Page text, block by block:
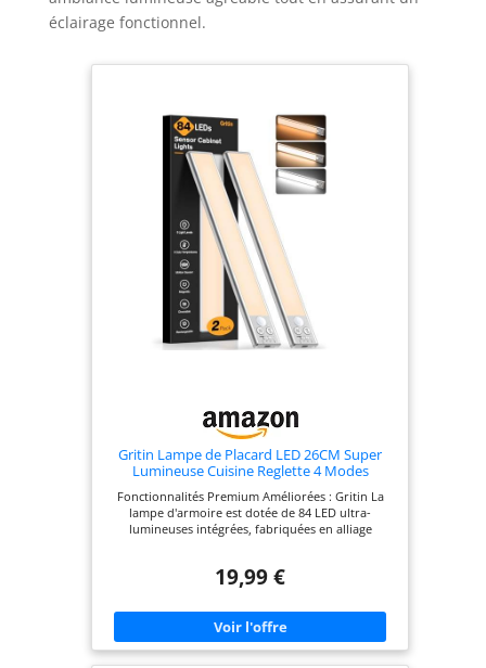
d’un support supplémentaire dans votre entrée.
L’ensemble est divisé en 2 colis, merci d’attendre la
éclairage fonctionnel.
Gritin Lampe de Placard LED 26CM Super
Lumineuse Cuisine Reglette 4 Modes
Fonctionnalités Premium Améliorées : Gritin La
lampe d'armoire est dotée de 84 LED ultra-
lumineuses intégrées, fabriquées en alliage
détecteur de mouvement, il offre un grand angle
de 3 m/10 pieds. S'éteint automatiquement après
20s d'inactivité, vous évitant ainsi de devoir
actionner l'interrupteur. 3 Températures de
Couleur & 5 Niveaux de Lminosité Réglables:
19,99 €